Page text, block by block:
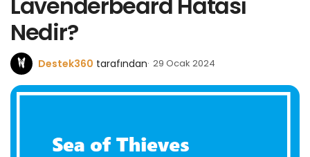
Nedir?
Destek360 tarafından 29 Ocak 2024